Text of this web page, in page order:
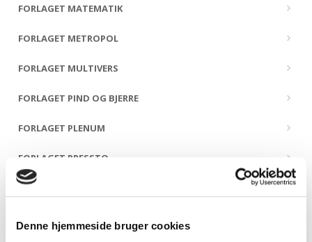
Denne hjemmeside bruger cookies
FORLAGET MATEMATIK
FORLAGET METROPOL
FORLAGET MULTIVERS
FORLAGET PIND OG BJERRE
FORLAGET PLENUM
FORLAGET PRESSTO
FORLAGET PØHLER